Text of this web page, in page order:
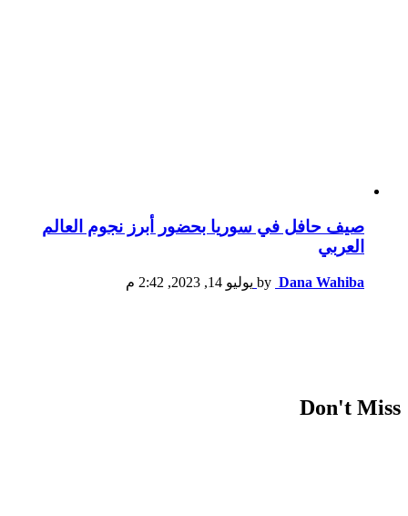
صيف حافل في سوريا بحضور أبرز نجوم العالم
العربي
by Dana Wahiba يوليو 14, 2023, 2:42 م
Don't Miss